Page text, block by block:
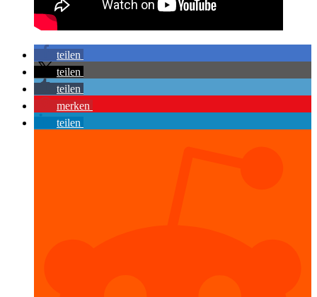
teilen
teilen
teilen
merken
teilen